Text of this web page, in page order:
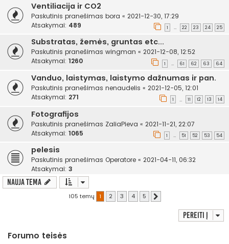
Ventiliacija ir CO2
Paskutinis pranešimas bora « 2021-12-30, 17:29
Atsakymai: 489 1 … 22 23 24 25
Substratas, žemės, gruntas etc...
Paskutinis pranešimas wingman « 2021-12-08, 12:52
Atsakymai: 1260 1 … 61 62 63 64
Vanduo, laistymas, laistymo dažnumas ir pan.
Paskutinis pranešimas nenaudelis « 2021-12-05, 12:01
Atsakymai: 271 1 … 11 12 13 14
Fotografijos
Paskutinis pranešimas ZaliaPieva « 2021-11-21, 22:07
Atsakymai: 1065 1 … 51 52 53 54
pelesis
Paskutinis pranešimas Operatore « 2021-04-11, 06:32
Atsakymai: 3
Nauja tema
105 temų 1 2 3 4 5
Pereiti į
Forumo teisės